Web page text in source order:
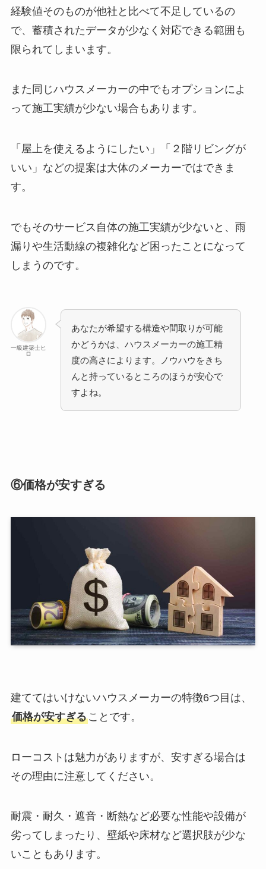
経験値そのものが他社と比べて不足しているの
で、蓄積されたデータが少なく対応できる範囲も
限られてしまいます。
また同じハウスメーカーの中でもオプションによ
って施工実績が少ない場合もあります。
「屋上を使えるようにしたい」「２階リビングが
いい」などの提案は大体のメーカーではできま
す。
でもそのサービス自体の施工実績が少ないと、雨
漏りや生活動線の複雑化など困ったことになって
しまうのです。
一級建築士ヒ
ロ
あなたが希望する構造や間取りが可能
かどうかは、ハウスメーカーの施工精
度の高さによります。ノウハウをきち
んと持っているところのほうが安心で
すよね。
⑥価格が安すぎる
建ててはいけないハウスメーカーの特徴6つ目は、
価格が安すぎることです。
ローコストは魅力がありますが、安すぎる場合は
その理由に注意してください。
耐震・耐久・遮音・断熱など必要な性能や設備が
劣ってしまったり、壁紙や床材など選択肢が少な
いこともあります。